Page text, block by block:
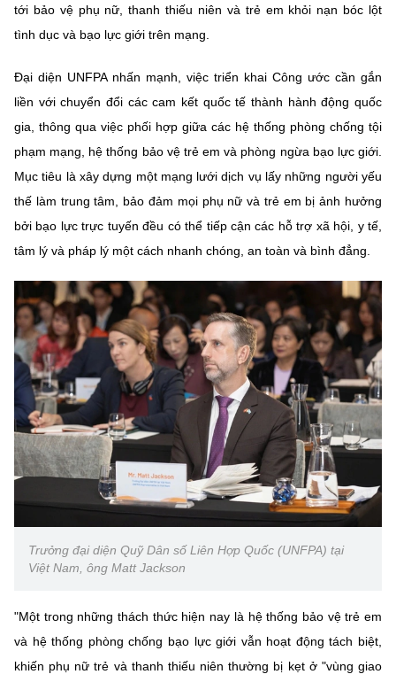
tới bảo vệ phụ nữ, thanh thiếu niên và trẻ em khỏi nạn bóc lột
tình dục và bạo lực giới trên mạng.
Đại diện UNFPA nhấn mạnh, việc triển khai Công ước cần gắn
liền với chuyển đổi các cam kết quốc tế thành hành động quốc
gia, thông qua việc phối hợp giữa các hệ thống phòng chống tội
phạm mạng, hệ thống bảo vệ trẻ em và phòng ngừa bạo lực giới.
Mục tiêu là xây dựng một mạng lưới dịch vụ lấy những người yếu
thế làm trung tâm, bảo đảm mọi phụ nữ và trẻ em bị ảnh hưởng
bởi bạo lực trực tuyến đều có thể tiếp cận các hỗ trợ xã hội, y tế,
tâm lý và pháp lý một cách nhanh chóng, an toàn và bình đẳng.
Trưởng đại diện Quỹ Dân số Liên Hợp Quốc (UNFPA) tại
Việt Nam, ông Matt Jackson
"Một trong những thách thức hiện nay là hệ thống bảo vệ trẻ em
và hệ thống phòng chống bạo lực giới vẫn hoạt động tách biệt,
khiến phụ nữ trẻ và thanh thiếu niên thường bị kẹt ở "vùng giao